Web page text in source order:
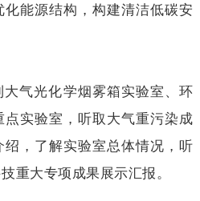
能源结构，构建清洁低碳安
气光化学烟雾箱实验室、环
实验室，听取大气重污染成
，了解实验室总体情况，听
重大专项成果展示汇报。